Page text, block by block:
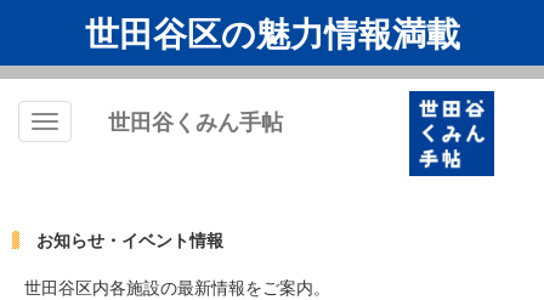
世田谷区の魅力情報満載
Toggle
世田谷くみん手帖
お知らせ・イベント情報
世田谷区内各施設の最新情報をご案内。